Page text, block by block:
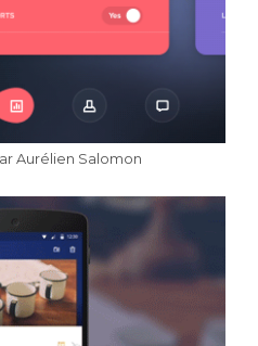
Aurélien Salomon